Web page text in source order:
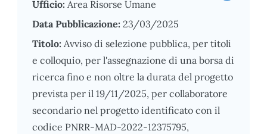
Ufficio: Area Risorse Umane
Data Pubblicazione: 23/03/2025
Titolo: Avviso di selezione pubblica, per titoli
e colloquio, per l'assegnazione di una borsa di
ricerca fino e non oltre la durata del progetto
prevista per il 19/11/2025, per collaboratore
secondario nel progetto identificato con il
codice PNRR-MAD-2022-12375795,